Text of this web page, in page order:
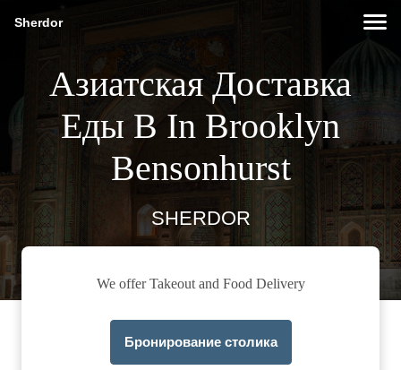
Sherdor
Азиатская Доставка
Еды В In Brooklyn
Bensonhurst
SHERDOR
We offer Takeout and Food Delivery
Бронирование столика